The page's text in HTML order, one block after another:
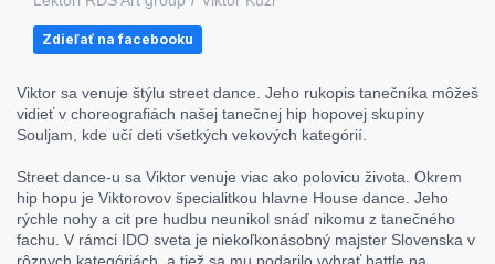
Zdieľať na facebooku
Viktor sa venuje štýlu street dance. Jeho rukopis tanečníka môžeš
vidieť v choreografiách našej tanečnej hip hopovej skupiny
Souljam, kde učí deti všetkých vekových kategórií.
Street dance-u sa Viktor venuje viac ako polovicu života. Okrem
hip hopu je Viktorovov špecialitkou hlavne House dance. Jeho
rýchle nohy a cit pre hudbu neunikol snáď nikomu z tanečného
fachu. V rámci IDO sveta je niekoľkonásobný majster Slovenska v